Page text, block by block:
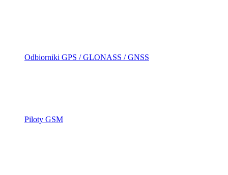
Odbiorniki GPS / GLONASS / GNSS
Piloty GSM